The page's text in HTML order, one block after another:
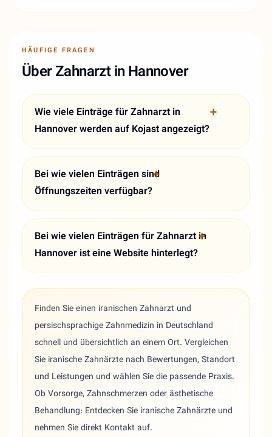
HÄUFIGE FRAGEN
Über Zahnarzt in Hannover
Wie viele Einträge für Zahnarzt in
Hannover werden auf Kojast angezeigt?
Bei wie vielen Einträgen sind
Öffnungszeiten verfügbar?
Bei wie vielen Einträgen für Zahnarzt in
Hannover ist eine Website hinterlegt?
Finden Sie einen iranischen Zahnarzt und
persischsprachige Zahnmedizin in Deutschland
schnell und übersichtlich an einem Ort. Vergleichen
Sie iranische Zahnärzte nach Bewertungen, Standort
und Leistungen und wählen Sie die passende Praxis.
Ob Vorsorge, Zahnschmerzen oder ästhetische
Behandlung: Entdecken Sie iranische Zahnärzte und
nehmen Sie direkt Kontakt auf.